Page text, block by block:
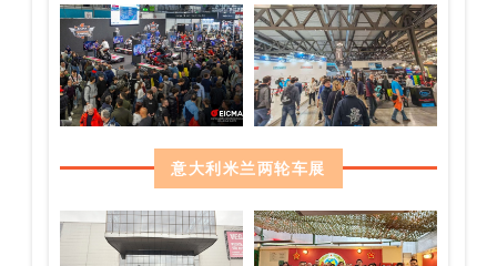
意大利米兰两轮车展